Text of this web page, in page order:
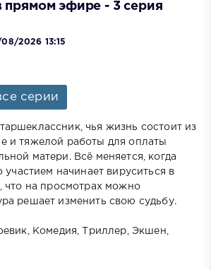
прямом эфире - 3 серия
2026 13:15
серии
чья жизнь состоит из
и тяжелой работы для оплаты
матери. Всё меняется, когда
участием начинает вируситься в
что на просмотрах можно
решает изменить свою судьбу.
Комедия, Триллер, Экшен,